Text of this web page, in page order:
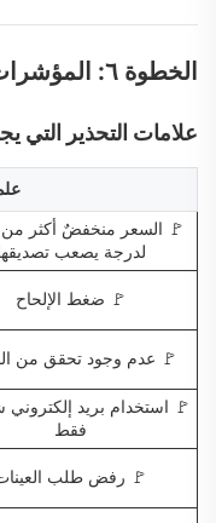
الخطوة ٦: المؤشرات الحمراء وكيفية تجنُّب الاحتيال
علامات التحذير التي
🚩 السعر منخفضٌ أكثر من
لدرجة يصعب
🚩 ضغط الإلحاح
🚩 عدم وجود تحقق من
🚩 استخدام بريد
فقط
🚩 رفض طلب